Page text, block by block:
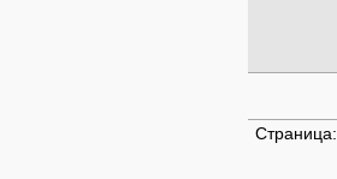
Страница: